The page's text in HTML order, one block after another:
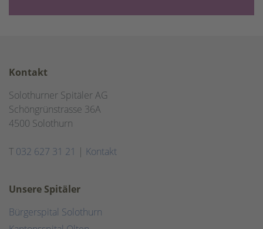
Kontakt
Solothurner Spitäler AG
Schöngrünstrasse 36A
4500 Solothurn
T 032 627 31 21 | Kontakt
Unsere Spitäler
Bürgerspital Solothurn